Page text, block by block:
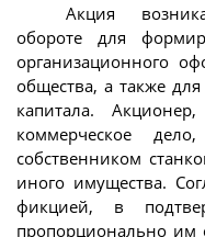
Акция
обороте для
организационного
общества, а также
капитала.
коммерческое
собственником
иного имущества.
фикцией, в
пропорционально им